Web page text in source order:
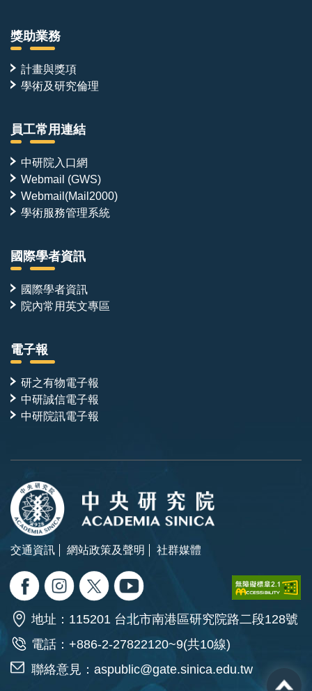
獎助業務
計畫與獎項
學術及研究倫理
員工常用連結
中研院入口網
Webmail (GWS)
Webmail(Mail2000)
學術服務管理系統
國際學者資訊
國際學者資訊
院內常用英文專區
電子報
研之有物電子報
中研誠信電子報
中研院訊電子報
交通資訊 網站政策及聲明 社群媒體
地址：115201 台北市南港區研究院路二段128號
電話：+886-2-27822120~9(共10線)
聯絡意見： aspublic@gate.sinica.edu.tw